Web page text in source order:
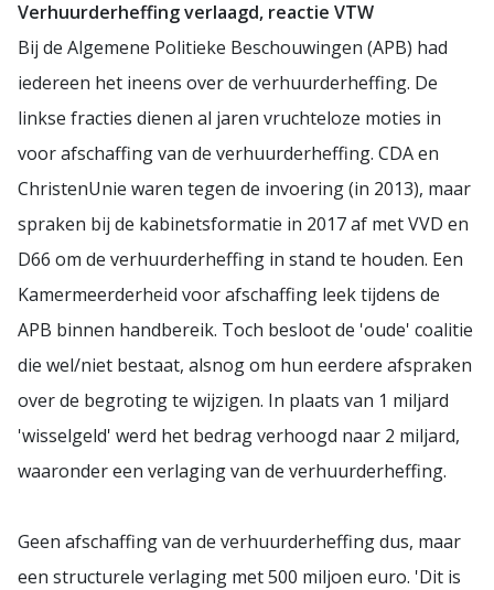
Verhuurderheffing verlaagd, reactie VTW
Bij de Algemene Politieke Beschouwingen (APB) had
iedereen het ineens over de verhuurderheffing. De
linkse fracties dienen al jaren vruchteloze moties in
voor afschaffing van de verhuurderheffing. CDA en
ChristenUnie waren tegen de invoering (in 2013), maar
spraken bij de kabinetsformatie in 2017 af met VVD en
D66 om de verhuurderheffing in stand te houden. Een
Kamermeerderheid voor afschaffing leek tijdens de
APB binnen handbereik. Toch besloot de 'oude' coalitie
die wel/niet bestaat, alsnog om hun eerdere afspraken
over de begroting te wijzigen. In plaats van 1 miljard
'wisselgeld' werd het bedrag verhoogd naar 2 miljard,
waaronder een verlaging van de verhuurderheffing.
Geen afschaffing van de verhuurderheffing dus, maar
een structurele verlaging met 500 miljoen euro. 'Dit is